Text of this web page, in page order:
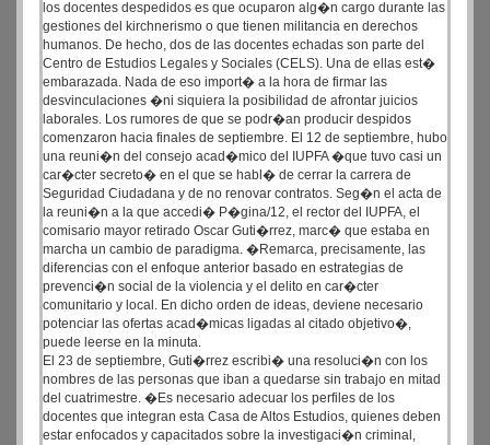
los docentes despedidos es que ocuparon alg�n cargo durante las
gestiones del kirchnerismo o que tienen militancia en derechos
humanos. De hecho, dos de las docentes echadas son parte del
Centro de Estudios Legales y Sociales (CELS). Una de ellas est�
embarazada. Nada de eso import� a la hora de firmar las
desvinculaciones �ni siquiera la posibilidad de afrontar juicios
laborales. Los rumores de que se podr�an producir despidos
comenzaron hacia finales de septiembre. El 12 de septiembre, hubo
una reuni�n del consejo acad�mico del IUPFA �que tuvo casi un
car�cter secreto� en el que se habl� de cerrar la carrera de
Seguridad Ciudadana y de no renovar contratos. Seg�n el acta de
la reuni�n a la que accedi� P�gina/12, el rector del IUPFA, el
comisario mayor retirado Oscar Guti�rrez, marc� que estaba en
marcha un cambio de paradigma. �Remarca, precisamente, las
diferencias con el enfoque anterior basado en estrategias de
prevenci�n social de la violencia y el delito en car�cter
comunitario y local. En dicho orden de ideas, deviene necesario
potenciar las ofertas acad�micas ligadas al citado objetivo�,
puede leerse en la minuta.
El 23 de septiembre, Guti�rrez escribi� una resoluci�n con los
nombres de las personas que iban a quedarse sin trabajo en mitad
del cuatrimestre. �Es necesario adecuar los perfiles de los
docentes que integran esta Casa de Altos Estudios, quienes deben
estar enfocados y capacitados sobre la investigaci�n criminal,